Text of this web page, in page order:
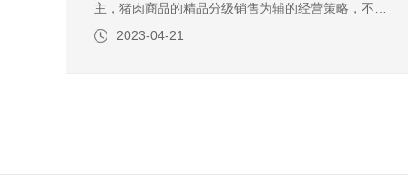
主，猪肉商品的精品分级销售为辅的经营策略，不断
的宣导门店多做精品分级销售的营销思路，满足不同
2023-04-21